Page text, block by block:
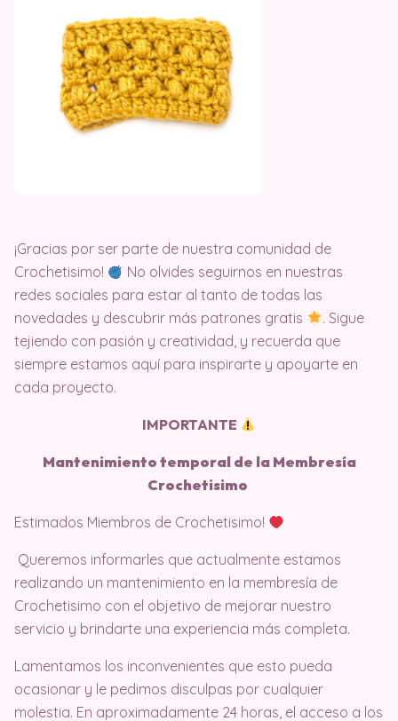
¡Gracias por ser parte de nuestra comunidad de
Crochetisimo!
No olvides seguirnos en nuestras
redes sociales para estar al tanto de todas las
novedades y descubrir más patrones gratis
. Sigue
tejiendo con pasión y creatividad, y recuerda que
siempre estamos aquí para inspirarte y apoyarte en
cada proyecto.
IMPORTANTE
Mantenimiento temporal de la Membresía
Crochetisimo
Estimados Miembros de Crochetisimo!
Queremos informarles que actualmente estamos
realizando un mantenimiento en la membresía de
Crochetisimo con el objetivo de mejorar nuestro
servicio y brindarte una experiencia más completa.
Lamentamos los inconvenientes que esto pueda
ocasionar y le pedimos disculpas por cualquier
molestia. En aproximadamente 24 horas, el acceso a los